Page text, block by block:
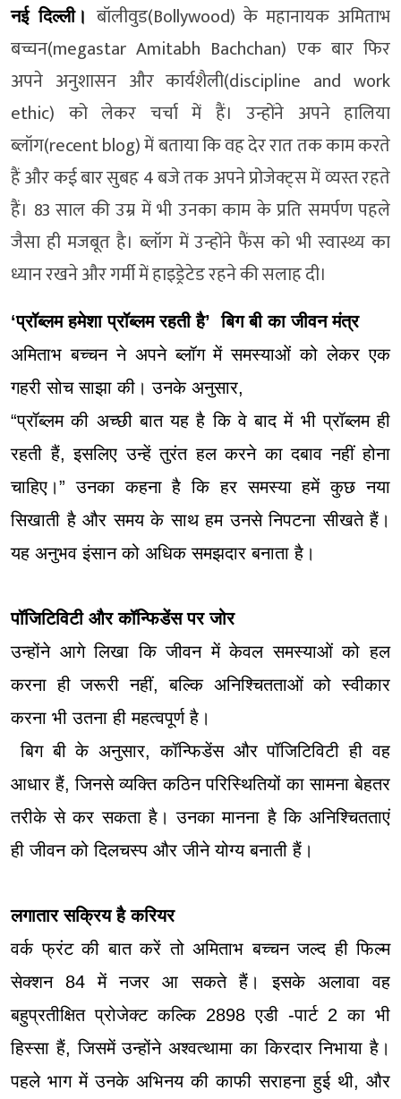
नई दिल्ली। बॉलीवुड(Bollywood) के महानायक अमिताभ
बच्चन(megastar Amitabh Bachchan) एक बार फिर
अपने अनुशासन और कार्यशैली(discipline and work
ethic) को लेकर चर्चा में हैं। उन्होंने अपने हालिया
ब्लॉग(recent blog) में बताया कि वह देर रात तक काम करते
हैं और कई बार सुबह 4 बजे तक अपने प्रोजेक्ट्स में व्यस्त रहते
हैं। 83 साल की उम्र में भी उनका काम के प्रति समर्पण पहले
जैसा ही मजबूत है। ब्लॉग में उन्होंने फैंस को भी स्वास्थ्य का
ध्यान रखने और गर्मी में हाइड्रेटेड रहने की सलाह दी।
‘प्रॉब्लम हमेशा प्रॉब्लम रहती है’ बिग बी का जीवन मंत्र
अमिताभ बच्चन ने अपने ब्लॉग में समस्याओं को लेकर एक
गहरी सोच साझा की। उनके अनुसार,
“प्रॉब्लम की अच्छी बात यह है कि वे बाद में भी प्रॉब्लम ही
रहती हैं, इसलिए उन्हें तुरंत हल करने का दबाव नहीं होना
चाहिए।” उनका कहना है कि हर समस्या हमें कुछ नया
सिखाती है और समय के साथ हम उनसे निपटना सीखते हैं।
यह अनुभव इंसान को अधिक समझदार बनाता है।
पॉजिटिविटी और कॉन्फिडेंस पर जोर
उन्होंने आगे लिखा कि जीवन में केवल समस्याओं को हल
करना ही जरूरी नहीं, बल्कि अनिश्चितताओं को स्वीकार
करना भी उतना ही महत्वपूर्ण है।
बिग बी के अनुसार, कॉन्फिडेंस और पॉजिटिविटी ही वह
आधार हैं, जिनसे व्यक्ति कठिन परिस्थितियों का सामना बेहतर
तरीके से कर सकता है। उनका मानना है कि अनिश्चितताएं
ही जीवन को दिलचस्प और जीने योग्य बनाती हैं।
लगातार सक्रिय है करियर
वर्क फ्रंट की बात करें तो अमिताभ बच्चन जल्द ही फिल्म
सेक्शन 84 में नजर आ सकते हैं। इसके अलावा वह
बहुप्रतीक्षित प्रोजेक्ट कल्कि 2898 एडी -पार्ट 2 का भी
हिस्सा हैं, जिसमें उन्होंने अश्वत्थामा का किरदार निभाया है।
पहले भाग में उनके अभिनय की काफी सराहना हुई थी, और